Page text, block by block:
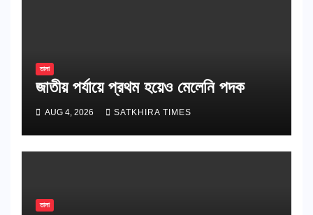
তালা
জাতীয় পর্যায়ে প্রথম হয়েও মেলেনি পদক
AUG 4, 2026 SATKHIRA TIMES
তালা